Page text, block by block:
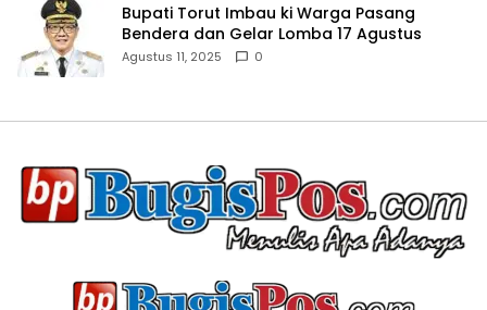
Bupati Torut Imbau ki Warga Pasang
Bendera dan Gelar Lomba 17 Agustus
Agustus 11, 2025 0